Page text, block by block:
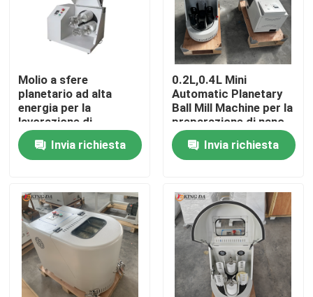
Casa
Prodotti
Chi siamo
Molio a sfere
planetario ad alta
energia per la
lavorazione di
materiali di
laboratorio per la
macinazione di polveri
Invia richiesta
0.2L,0.4L Mini
Automatic Planetary
Ball Mill Machine per la
preparazione di nano
polvere Ricerca
avanzata di materiali
Invia richiesta